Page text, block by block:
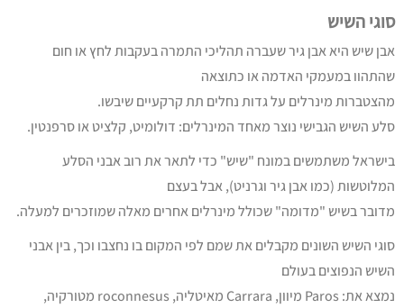
סוגי השיש
אבן שיש היא אבן גיר שעברה תהליכי התמרה בעקבות לחץ או חום
שהתהוו במעמקי האדמה או כתוצאה
מהצטברות מינרלים על גדות נחלים תת קרקעיים שיבשו.
סלע השיש הגבישי נוצר מאחד המינרלים: דולומיט, קלציט או סרפנטין.
בישראל משתמשים במונח "שיש" כדי לתאר את רוב אבני הסלע
המלוטשות (כמו אבן גיר וגרניט), אבל בעצם
מדובר בשיש "מדומה" שכולל מינרלים אחרים מאלה שמוזכרים למעלה.
סוגי השיש השונים מקבלים את שמם לפי המקום בו נחצבו וכך, בין אבני
השיש הנפוצים בעולם
נמצא את: Paros מיוון, Carrara מאיטליה, roconnesus מטורקיה,